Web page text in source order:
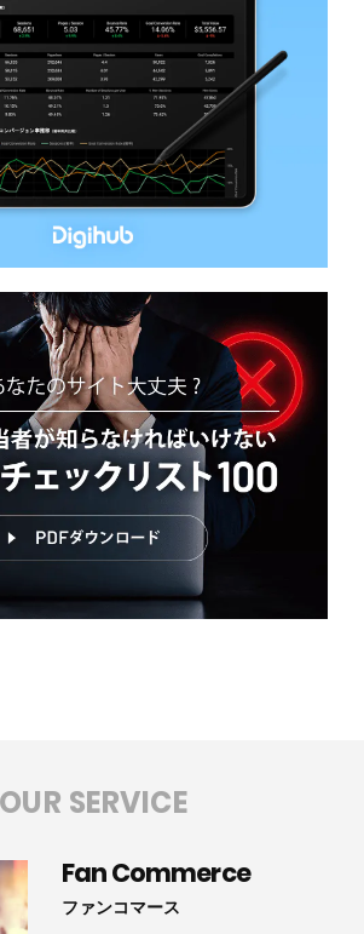
OUR SERVICE
Fan Commerce
ファンコマース